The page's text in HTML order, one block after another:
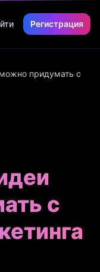
Регистрация
придумать с
с